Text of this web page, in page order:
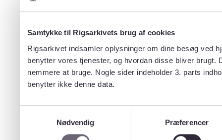
Samtykke til Rigsarkivets brug af cookies
Rigsarkivet indsamler oplysninger om dine besøg ved
benytter vores tjenester, og hvordan disse bliver
nemmere at bruge. Nogle sider indeholder 3. parts
benytter ikke denne data.
Nødvendig
Præferencer